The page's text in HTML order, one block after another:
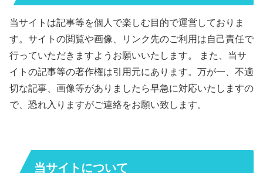
当サイトは記事等を個人で楽しむ目的で運営しておりま
す。サイトの閲覧や画像、リンク先のご利用は自己責任で
行っていただきますようお願いいたします。 また、当サ
イトの記事等の著作権は引用元にあります。万が一、不適
切な記事、画像等がありましたら早急に対応いたしますの
で、恐れ入りますがご連絡をお願い致します。
当サイトについて